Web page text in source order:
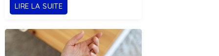
LIRE LA SUITE